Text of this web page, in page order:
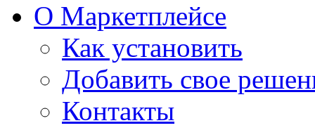
О Маркетплейсе
Как установить
Добавить свое
Контакты